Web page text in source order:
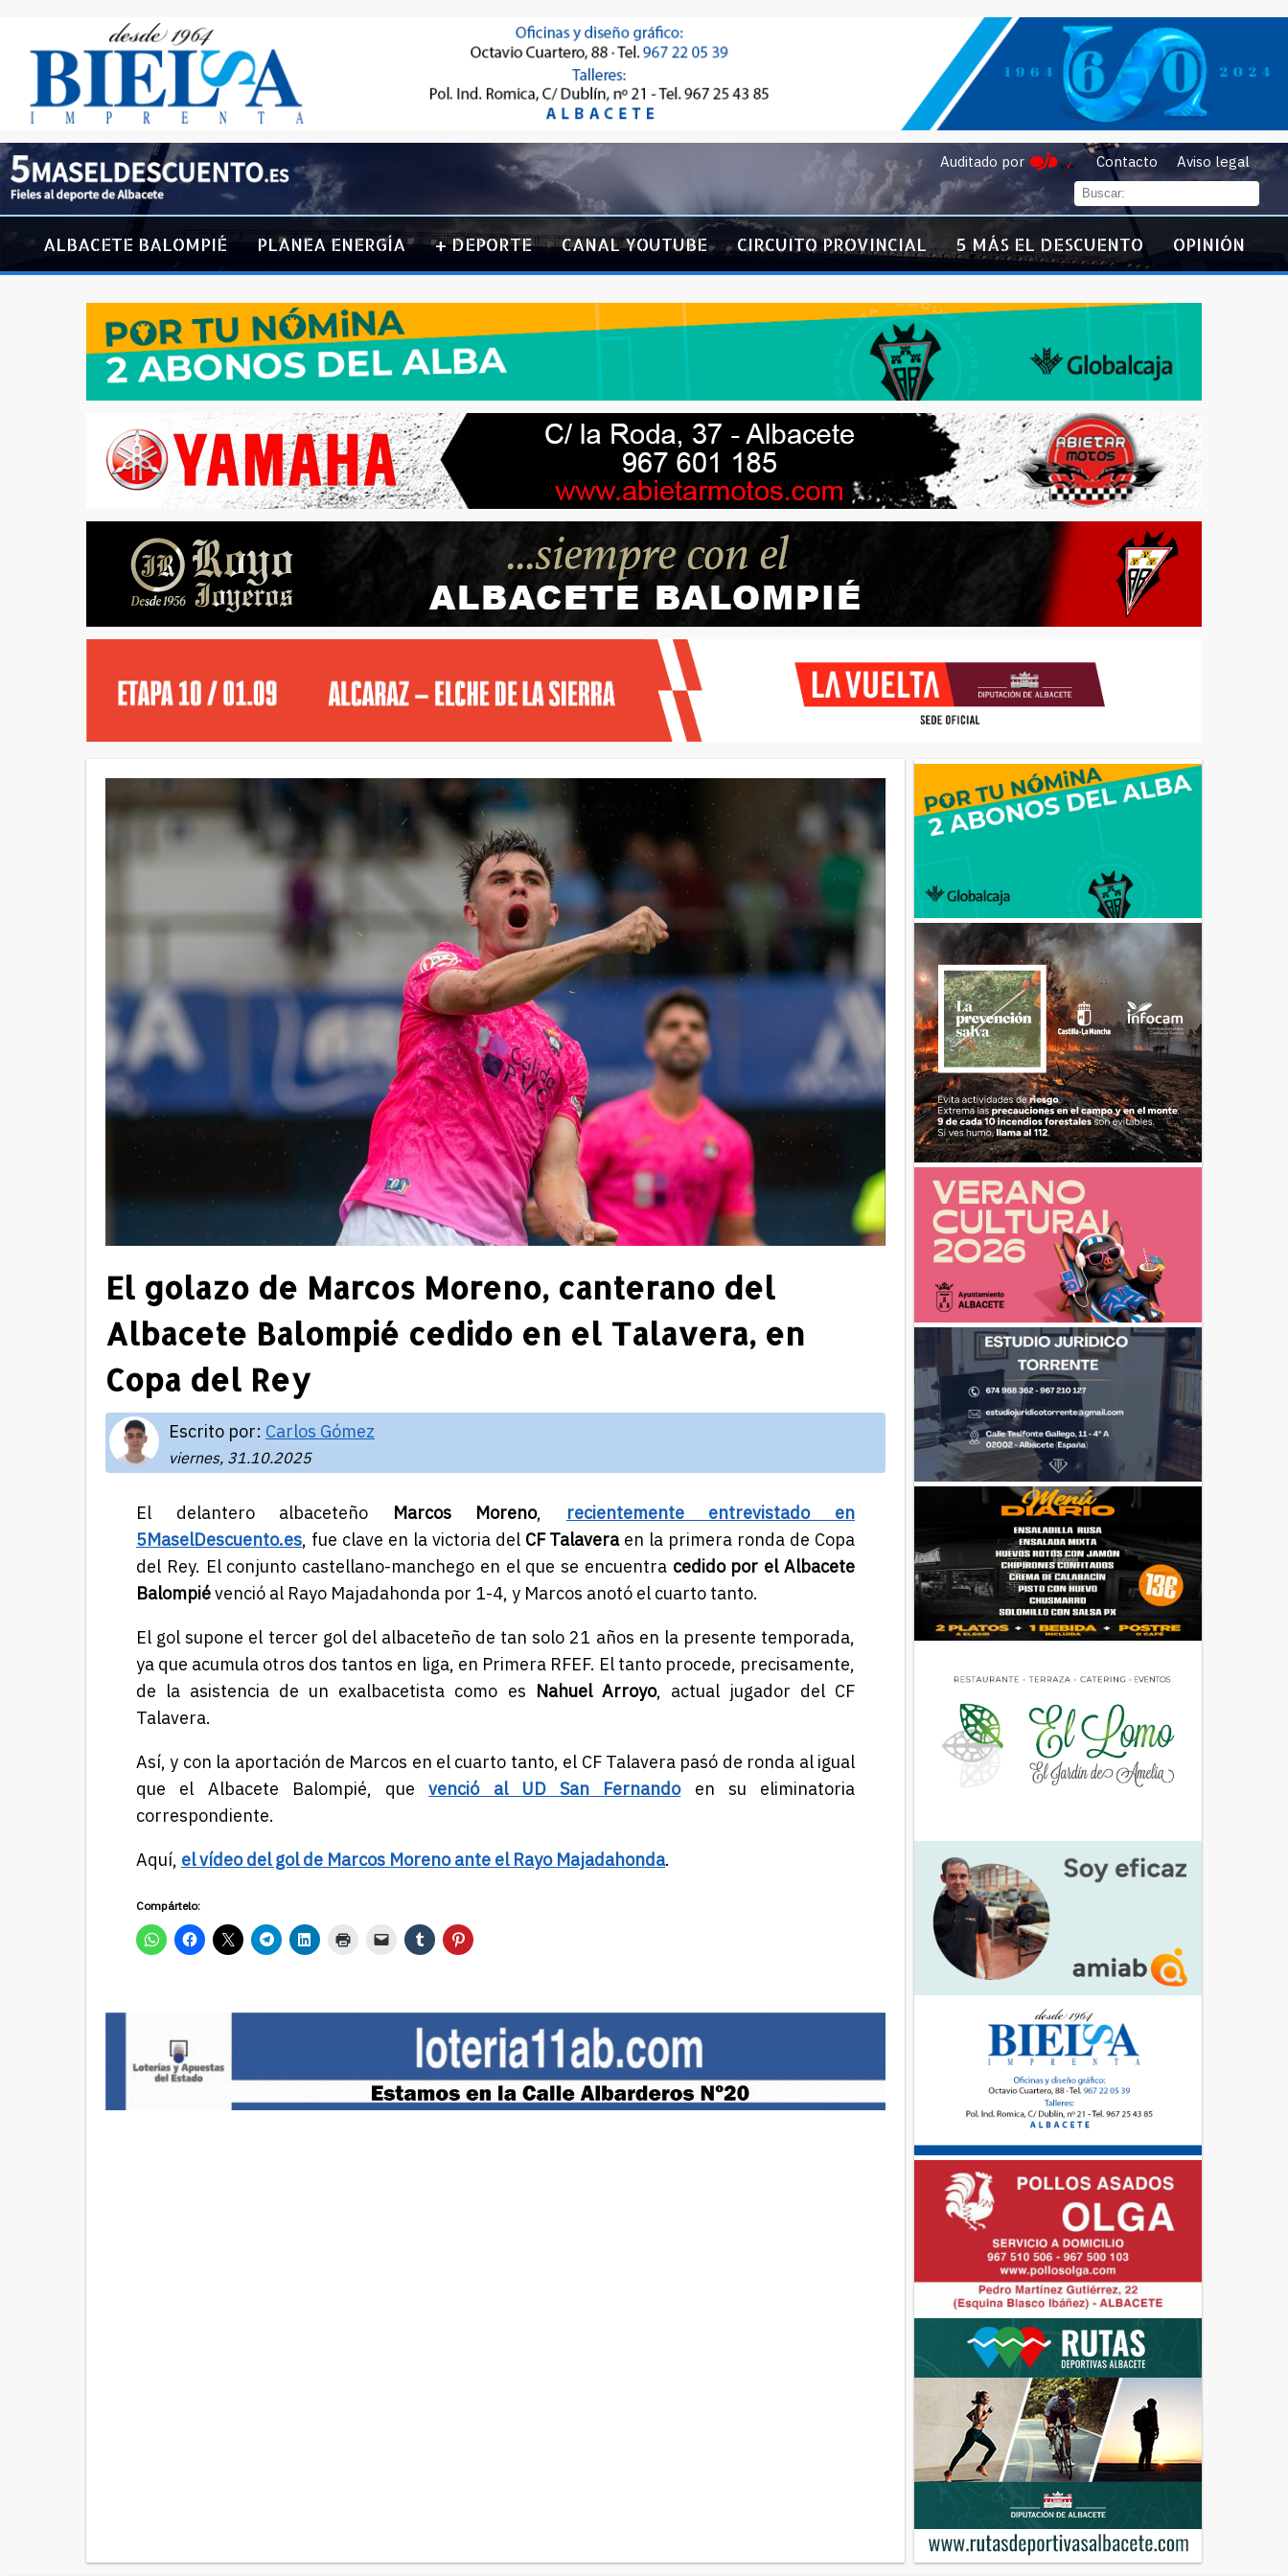
Auditado por Contacto Aviso legal
ALBACETE BALOMPIÉ PLANEA ENERGÍA + DEPORTE CANAL YOUTUBE CIRCUITO PROVINCIAL 5 MÁS EL DESCUENTO OPINIÓN
El golazo de Marcos Moreno, canterano del
Albacete Balompié cedido en el Talavera, en
Copa del Rey
Escrito por: Carlos Gómez
viernes, 31.10.2025
El delantero albaceteño Marcos Moreno, recientemente entrevistado en
5MaselDescuento.es, fue clave en la victoria del CF Talaveraen la primera ronda de Copa
del Rey. El conjunto castellano-manchego en el que se encuentra cedido por el Albacete
Balompiévenció al Rayo Majadahonda por 1-4, y Marcos anotó el cuarto tanto.
El gol supone el tercer gol del albaceteño de tan solo 21 años en la presente temporada,
ya que acumula otros dos tantos en liga, en Primera RFEF. El tanto procede, precisamente,
de la asistencia de un exalbacetista como es Nahuel Arroyo, actual jugador del CF
Talavera.
Así, y con la aportación de Marcos en el cuarto tanto, el CF Talavera pasó de ronda al igual
que el Albacete Balompié, quevenció al UD San Fernandoen su eliminatoria
correspondiente.
Aquí, el vídeo del gol de Marcos Moreno ante el Rayo Majadahonda.
Compártelo: